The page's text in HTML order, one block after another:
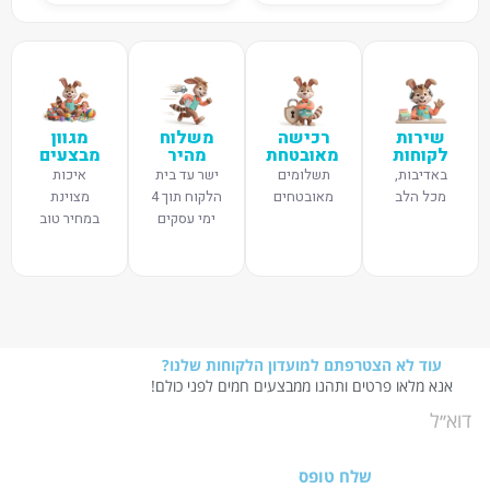
שירות
לקוחות
באדיבות,
מכל הלב
רכישה
מאובטחת
תשלומים
מאובטחים
משלוח
מהיר
ישר עד בית
הלקוח תוך 4
ימי עסקים
מגוון
מבצעים
איכות
מצוינת
במחיר טוב
עוד לא הצטרפתם למועדון הלקוחות שלנו?
אנא מלאו פרטים ותהנו ממבצעים חמים לפני כולם!
שלח טופס